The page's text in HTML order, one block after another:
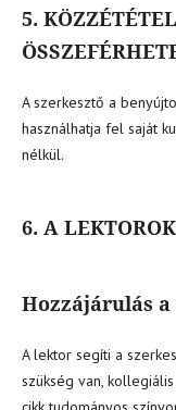
5.
A szerkesztő a
használhatja fel saját
nélkül.
6. A
Hozzájárulás a
A lektor segíti a
szükség van,